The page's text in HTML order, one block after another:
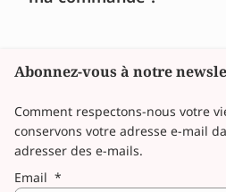
Abonnez-vous à notre
Email *
Comment respectons-nous votre
conservons votre adresse e-mail
adresser des e-mails.